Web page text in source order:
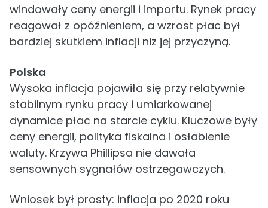
windowały ceny energii i importu. Rynek pracy
reagował z opóźnieniem, a wzrost płac był
bardziej skutkiem inflacji niż jej przyczyną.
Polska
Wysoka inflacja pojawiła się przy relatywnie
stabilnym rynku pracy i umiarkowanej
dynamice płac na starcie cyklu. Kluczowe były
ceny energii, polityka fiskalna i osłabienie
waluty. Krzywa Phillipsa nie dawała
sensownych sygnałów ostrzegawczych.
Wniosek był prosty: inflacja po 2020 roku